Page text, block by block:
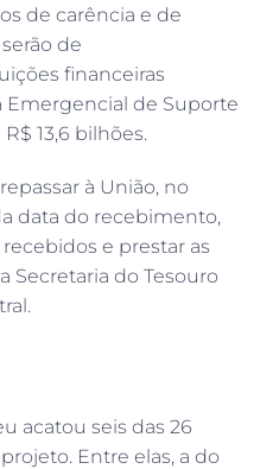
de carência e de
de
financeiras
Emergencial de Suporte
13,6 bilhões.
à União, no
data do recebimento,
e prestar as
Secretaria do Tesouro
acatou seis das 26
Entre elas, a do